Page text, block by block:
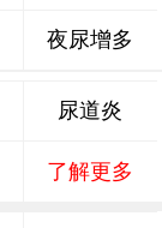
夜尿增多
尿道炎
了解更多